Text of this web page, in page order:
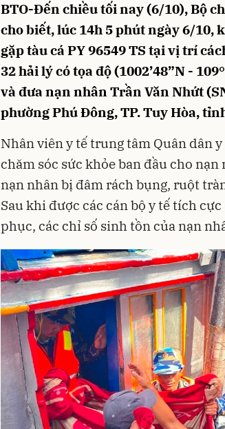
BTO-Đến chiều tối nay (6/10), Bộ
cho biết, lúc 14h 5 phút ngày 6/10,
gặp tàu cá PY 96549 TS tại vị trí
32 hải lý có tọa độ (1002’48”N -
và đưa nạn nhân Trần Văn Nhứt
phường Phú Đông, TP. Tuy Hòa,
Nhân viên y tế trung tâm Quân dân
chăm sóc sức khỏe ban đầu cho
nạn nhân bị đâm rách bụng, ruột
Sau khi được các cán bộ y tế tích
phục, các chỉ số sinh tồn của nạn